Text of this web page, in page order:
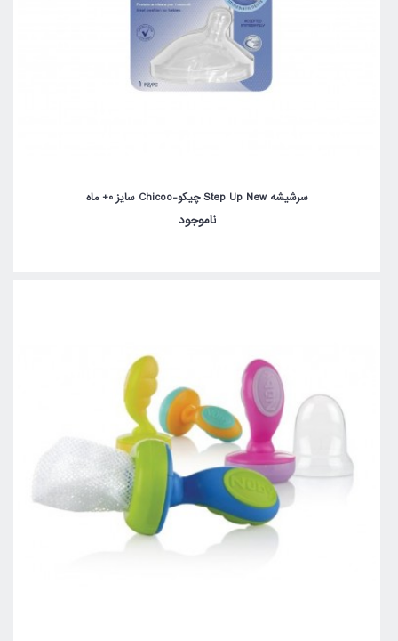
سرشیشه Step Up New چیکو-Chicoo سایز 0+ ماه
ناموجود